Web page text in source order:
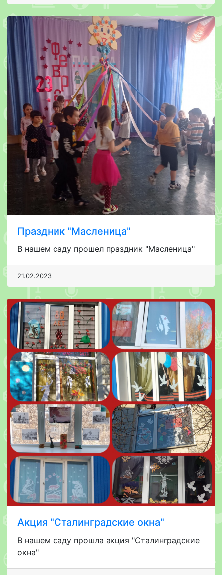
Праздник "Масленица"
В нашем саду прошел праздник "Масленица"
21.02.2023
Акция "Сталинградские окна"
В нашем саду прошла акция "Сталинградские
окна"